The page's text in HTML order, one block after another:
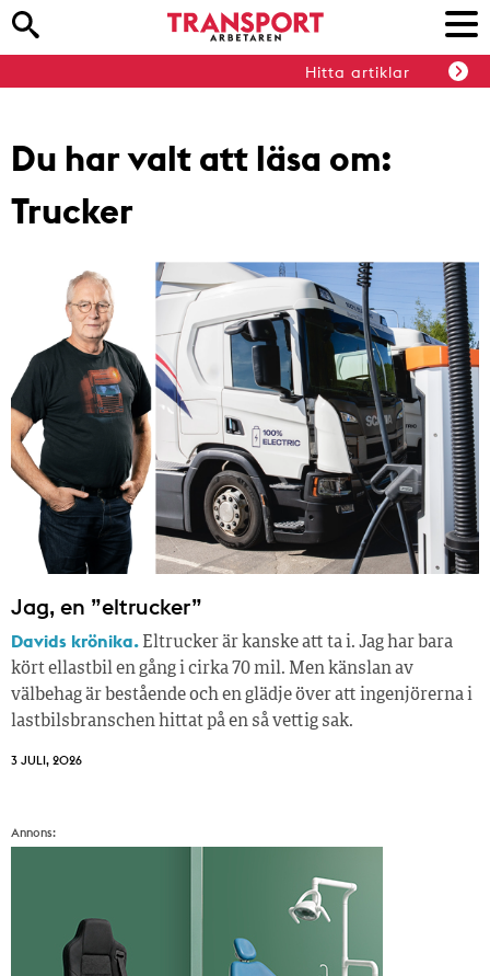
Hitta artiklar
Du har valt att läsa om:
Trucker
Jag, en ”eltrucker”
Davids krönika. Eltrucker är kanske att ta i. Jag har bara
kört ellastbil en gång i cirka 70 mil. Men känslan av
välbehag är bestående och en glädje över att ingenjörerna i
lastbilsbranschen hittat på en så vettig sak.
3 JULI, 2026
Annons: